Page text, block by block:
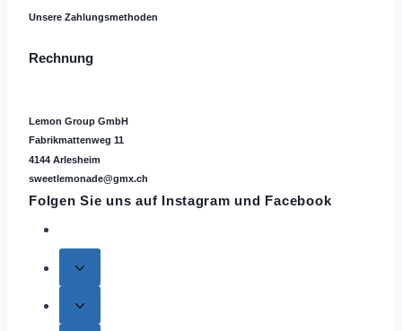
Unsere Zahlungsmethoden
Rechnung
Lemon Group GmbH
Fabrikmattenweg 11
4144 Arlesheim
sweetlemonade@gmx.ch
Folgen Sie uns auf Instagram und Facebook